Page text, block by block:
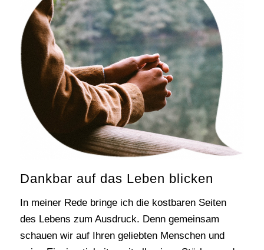
Dankbar auf das Leben blicken
In meiner Rede bringe ich die kostbaren Seiten
des Lebens zum Ausdruck. Denn gemeinsam
schauen wir auf Ihren geliebten Menschen und